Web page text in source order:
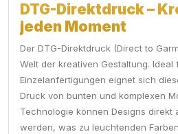
DTG-Direktdruck –
jeden Moment
Der DTG-Direktdruck (Direct to
Welt der kreativen Gestaltung.
Einzelanfertigungen eignet sich
Druck von bunten und komplexen
Technologie können Designs direkt
werden, was zu leuchtenden